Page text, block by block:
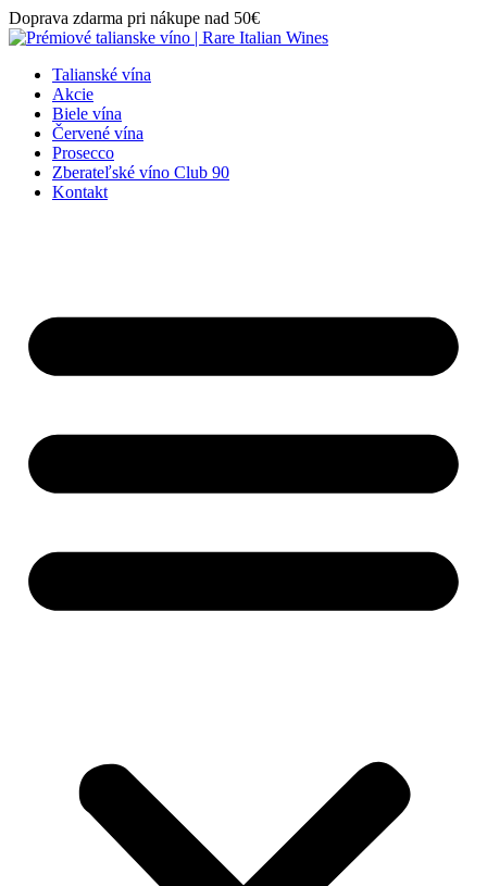
Preskočiť
na
Doprava zdarma pri nákupe nad 50€
Talianské vína
Akcie
Biele vína
Červené vína
Prosecco
Zberateľské víno Club 90
Kontakt